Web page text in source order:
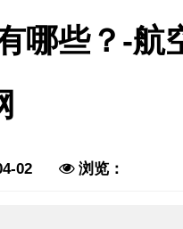
哪些？-航
02 浏览：